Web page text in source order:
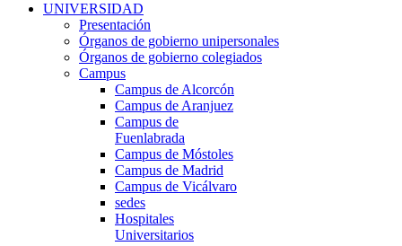
UNIVERSIDAD
Presentación
Órganos de gobierno unipersonales
Órganos de gobierno colegiados
Campus
Campus de Alcorcón
Campus de Aranjuez
Campus de
Fuenlabrada
Campus de Móstoles
Campus de Madrid
Campus de Vicálvaro
sedes
Hospitales
Universitarios